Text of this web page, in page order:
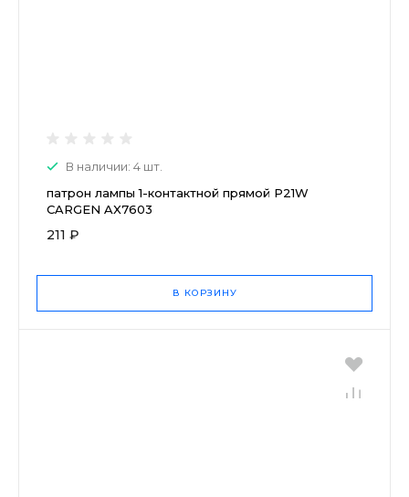
В наличии: 4 шт.
патрон лампы 1-контактной прямой P21W
CARGEN AX7603
211 ₽
В КОРЗИНУ